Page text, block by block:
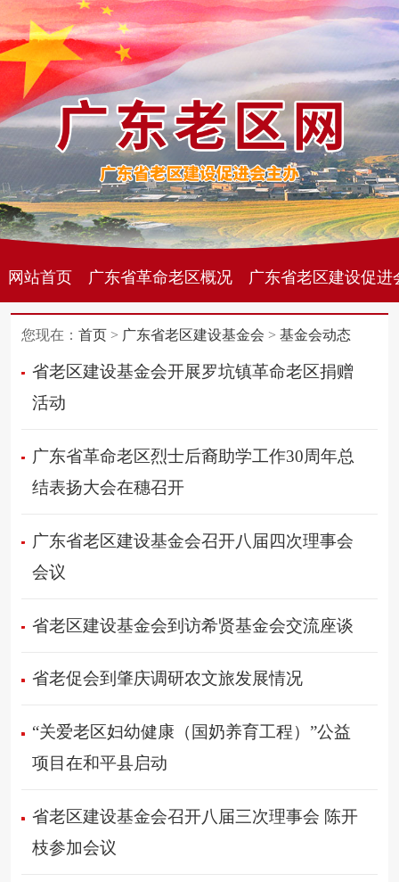
网站首页 广东省革命老区概况 广东省老区建设促进
您现在： 首页> 广东省老区建设基金会 > 基金会动态
省老区建设基金会开展罗坑镇革命老区捐赠
活动
广东省革命老区烈士后裔助学工作30周年总
结表扬大会在穗召开
广东省老区建设基金会召开八届四次理事会
会议
省老区建设基金会到访希贤基金会交流座谈
省老促会到肇庆调研农文旅发展情况
“关爱老区妇幼健康（国奶养育工程）”公益
项目在和平县启动
省老区建设基金会召开八届三次理事会 陈开
枝参加会议